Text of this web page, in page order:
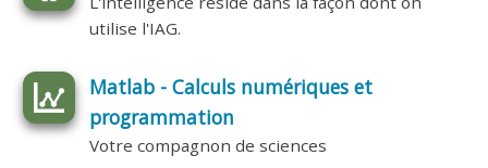
utilise l'IAG.
Matlab - Calculs numériques et
programmation
Votre compagnon de sciences